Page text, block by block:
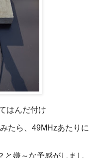
はんだ付け
たら、49MHzあたりに
と嫌～な予感がしまし